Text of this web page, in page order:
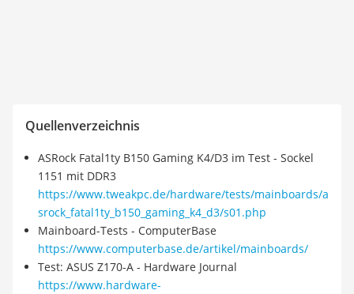
Quellenverzeichnis
ASRock Fatal1ty B150 Gaming K4/D3 im Test - Sockel
1151 mit DDR3
https://www.tweakpc.de/hardware/tests/mainboards/a
srock_fatal1ty_b150_gaming_k4_d3/s01.php
Mainboard-Tests - ComputerBase
https://www.computerbase.de/artikel/mainboards/
Test: ASUS Z170-A - Hardware Journal
https://www.hardware-